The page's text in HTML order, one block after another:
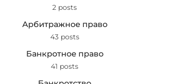
2 posts
Арбитражное право
43 posts
Банкротное право
41 posts